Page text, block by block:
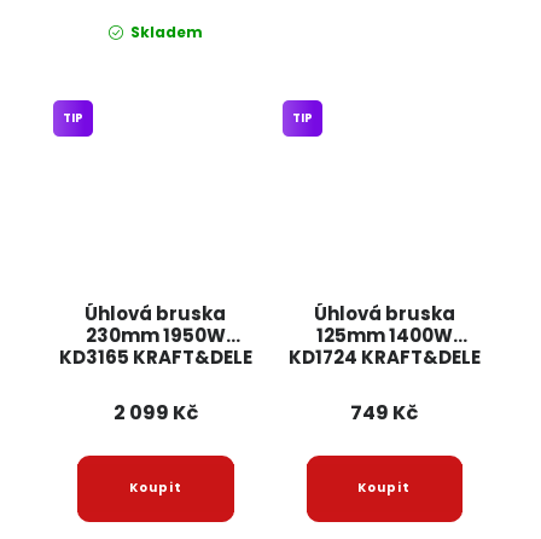
Skladem
Úhlová bruska
230mm 1950W
KD3165 KRAFT&DELE
TIP
2 099 Kč
Úhlová bruska
125mm 1400W
KD1724 KRAFT&DELE
TIP
749 Kč